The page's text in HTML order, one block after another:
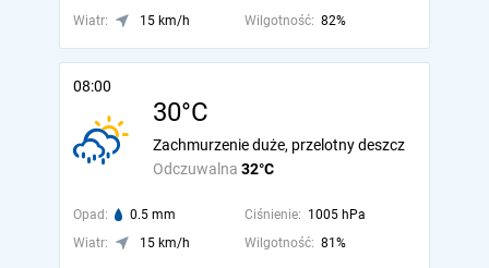
Wiatr: 15 km/h Wilgotność: 82%
08:00
30°C
Odczuwalna 32°C
Zachmurzenie duże, przelotny deszcz
Opad: 0.5 mm Ciśnienie: 1005 hPa
Wiatr:
15 km/h Wilgotność: 81%